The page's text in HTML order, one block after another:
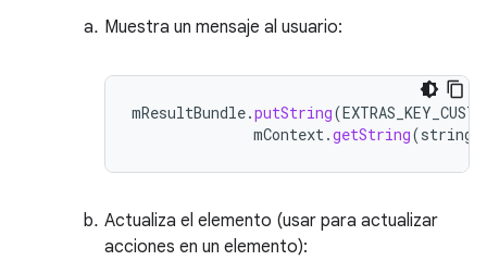
Muestra un mensaje al usuario:
mResultBundle.putString(
mContext .getString(
Actualiza el elemento (usar para actualizar
acciones en un elemento):